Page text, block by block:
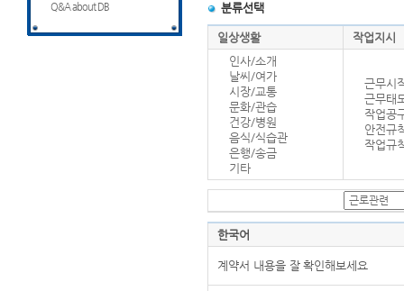
Q&A about DB 분류선택
일상생활
작업지시
인사/소개
날씨/여가
시장/교통
문화/관습
건강/병원
음식/식습관
은행/송금
기타
근무시
근무태
작업공
안전규
작업규
한국어
계약서 내용을 잘 확인해보세요